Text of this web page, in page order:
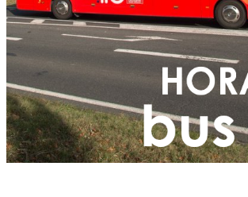
Le saviez-vous
Il est interdit de brûler les